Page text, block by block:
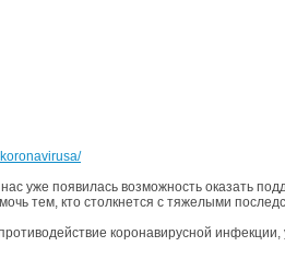
уже появилась возможность оказать
тем, кто столкнется с тяжелыми
коронавирусной